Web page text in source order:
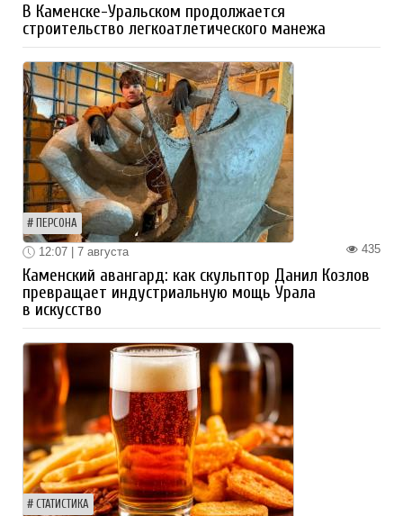
В Каменске-Уральском продолжается
строительство легкоатлетического манежа
ПЕРСОНА
435
12:07 | 7 августа
Каменский авангард: как скульптор Данил Козлов
превращает индустриальную мощь Урала
в искусство
СТАТИСТИКА